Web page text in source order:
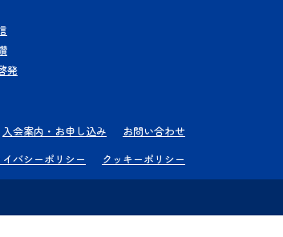
発
入会案内・お申し込み
お問い合わせ
イバシーポリシー クッキーポリシー